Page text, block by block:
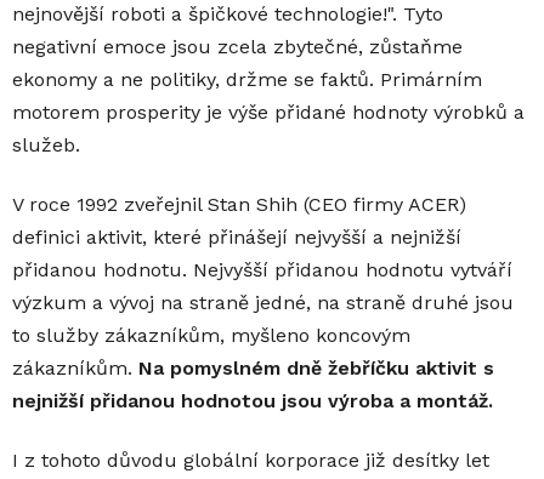
nejnovější roboti a špičkové technologie!". Tyto
negativní emoce jsou zcela zbytečné, zůstaňme
ekonomy a ne politiky, držme se faktů. Primárním
motorem prosperity je výše přidané hodnoty výrobků a
služeb.
V roce 1992 zveřejnil Stan Shih (CEO firmy ACER)
definici aktivit, které přinášejí nejvyšší a nejnižší
přidanou hodnotu. Nejvyšší přidanou hodnotu vytváří
výzkum a vývoj na straně jedné, na straně druhé jsou
to služby zákazníkům, myšleno koncovým
zákazníkům. Na pomyslném dně žebříčku aktivit s
nejnižší přidanou hodnotou jsou výroba a montáž.
I z tohoto důvodu globální korporace již desítky let